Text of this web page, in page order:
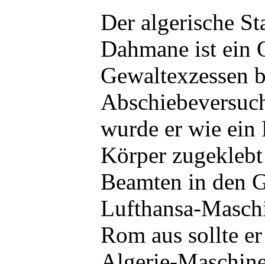
Der algerische
Dahmane ist ein
Gewaltexzessen
wurde er wie ein
Körper
Beamten in den
Lufthansa-
Rom aus sollte